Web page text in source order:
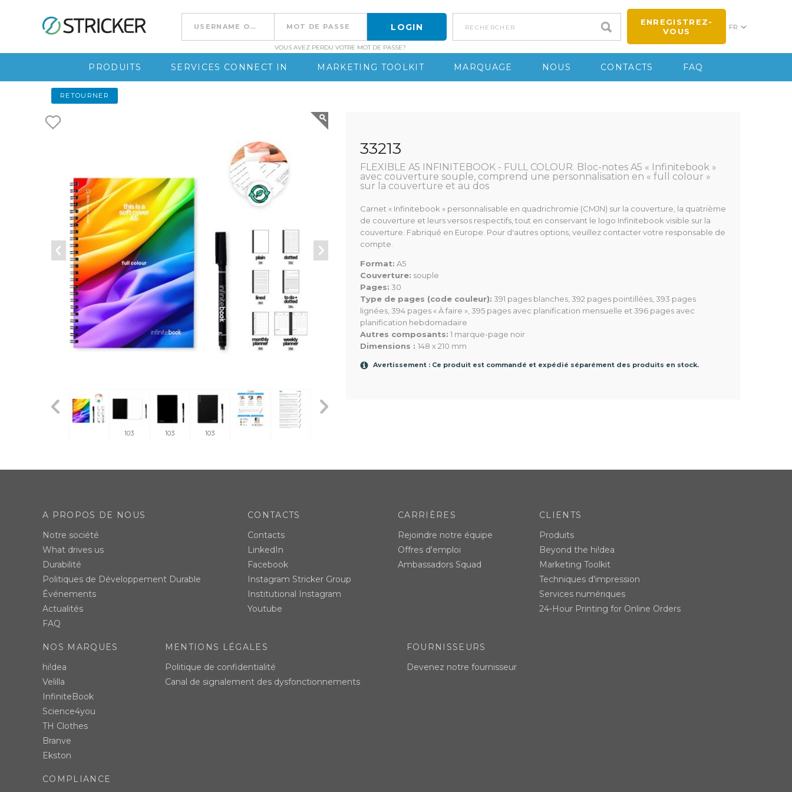
Go to content
VOUS AVEZ PERDU VOTRE MOT DE PASSE?
rechercher
ENREGISTREZ-
VOUS
FR
PRODUITS SERVICES CONNECT IN MARKETING TOOLKIT MARQUAGE NOUS CONTACTS FAQ
RETOURNER
103 103 103
33213
FLEXIBLE A5 INFINITEBOOK - FULL COLOUR. Bloc-notes A5 « Infinitebook »
avec couverture souple, comprend une personnalisation en « full colour »
sur la couverture et au dos
Carnet « Infinitebook » personnalisable en quadrichromie (CMJN) sur la couverture, la quatrième
de couverture et leurs versos respectifs, tout en conservant le logo Infinitebook visible sur la
couverture. Fabriqué en Europe. Pour d'autres options, veuillez contacter votre responsable de
compte.
Format: A5
Couverture: souple
Pages: 30
Type de pages (code couleur): 391 pages blanches, 392 pages pointillées, 393 pages
lignées, 394 pages « À faire », 395 pages avec planification mensuelle et 396 pages avec
planification hebdomadaire
Autres composants: 1 marque-page noir
Dimensions : 148 x 210 mm
Avertissement : Ce produit est commandé et expédié séparément des produits en stock.
A PROPOS DE NOUS
Notre société
What drives us
Durabilité
Politiques de Développement Durable
Événements
Actualités
FAQ
CONTACTS
Contacts
LinkedIn
Facebook
Instagram Stricker Group
Institutional Instagram
Youtube
CARRIÈRES
Rejoindre notre équipe
Offres d'emploi
Ambassadors Squad
CLIENTS
Produits
Beyond the hi!dea
Marketing Toolkit
Techniques d'impression
Services numériques
24-Hour Printing for Online Orders
NOS MARQUES
hi!dea
Velilla
InfiniteBook
Science4you
TH Clothes
Branve
Ekston
MENTIONS LÉGALES
Politique de confidentialité
Canal de signalement des dysfonctionnements
FOURNISSEURS
Devenez notre fournisseur
COMPLIANCE